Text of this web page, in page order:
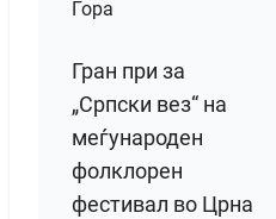
Гран при за
„Српски вез“ на
меѓународен
фолклорен
фестивал во Црна